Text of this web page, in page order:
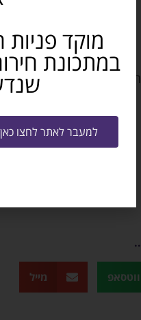
להוביל ולקדם אנשים
ווטסאפ מייל
מוקד פניות
למעבר לאתר לחצו כאן